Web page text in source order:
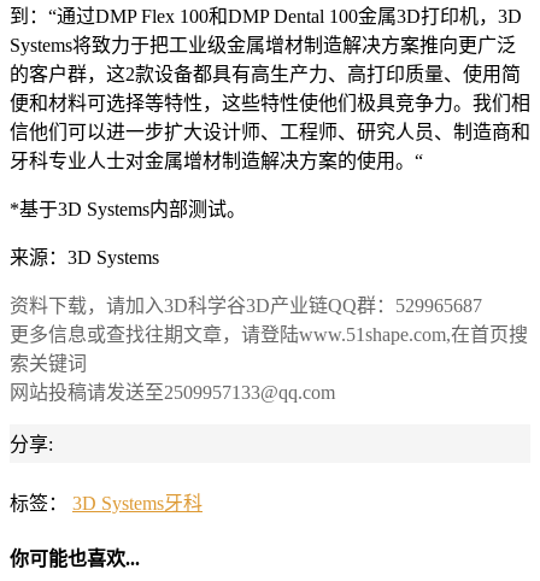
到：“通过DMP Flex 100和DMP Dental 100金属3D打印机，3D
Systems将致力于把工业级金属增材制造解决方案推向更广泛
的客户群，这2款设备都具有高生产力、高打印质量、使用简
便和材料可选择等特性，这些特性使他们极具竞争力。我们相
信他们可以进一步扩大设计师、工程师、研究人员、制造商和
牙科专业人士对金属增材制造解决方案的使用。“
*基于3D Systems内部测试。
来源：3D Systems
资料下载，请加入3D科学谷3D产业链QQ群：529965687
更多信息或查找往期文章，请登陆www.51shape.com,在首页搜
索关键词
网站投稿请发送至2509957133@qq.com
分享:
标签： 3D Systems牙科
你可能也喜欢...